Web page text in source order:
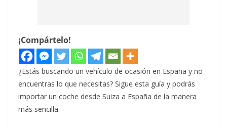
¡Compártelo!
¿Estás buscando un vehículo de ocasión en España y no
encuentras lo que necesitas? Sigue esta guía y podrás
importar un coche desde Suiza a España de la manera
más sencilla.